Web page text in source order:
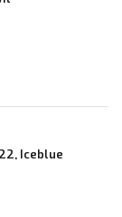
Iceblue